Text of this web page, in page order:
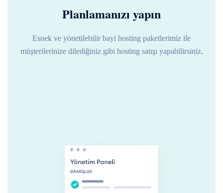
Planlamanızı yapın
Esnek ve yönetilebilir bayi hosting paketlerimiz ile
müşterilerinize dilediğiniz gibi hosting satışı yapabilirsiniz.